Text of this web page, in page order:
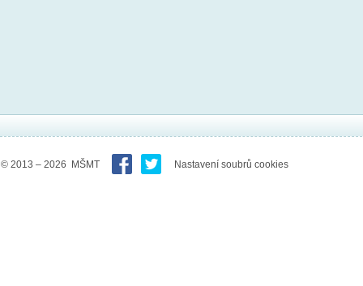
© 2013 – 2026 MŠMT Nastavení soubrů cookies